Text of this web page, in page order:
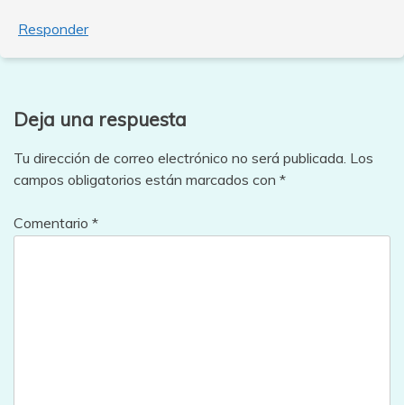
Responder
Deja una respuesta
Tu dirección de correo electrónico no será publicada. Los
campos obligatorios están marcados con *
Comentario *